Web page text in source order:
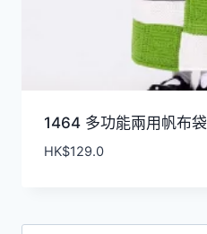
1464 多功能兩用帆布袋
HK$129.0